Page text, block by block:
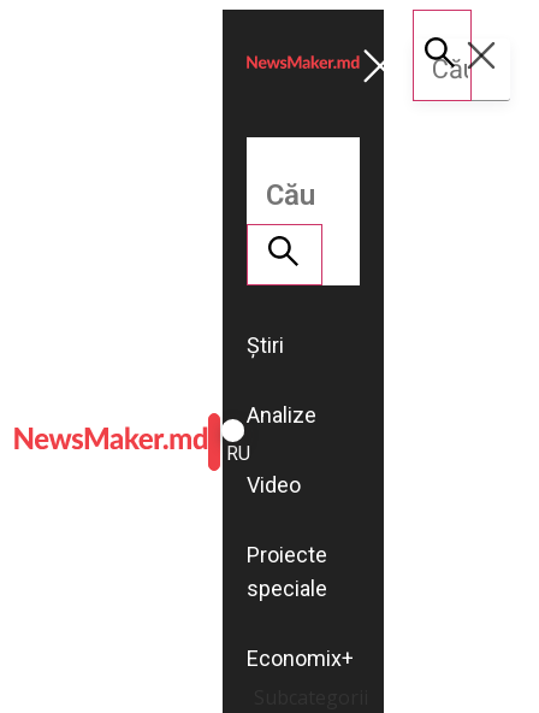
ROMÂNĂ
RU
Știri
Analize
Video
Proiecte
speciale
Economix+